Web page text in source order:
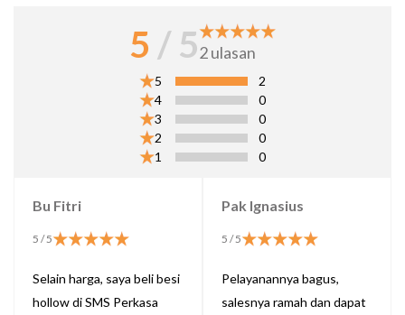
5 / 52ulasan
5
2
4
0
3
0
2
0
1
0
Bu Fitri
5 / 5
Selain harga, saya beli besi
hollow di SMS Perkasa
Pak Ignasius
5 / 5
Pelayanannya bagus,
salesnya ramah dan dapat